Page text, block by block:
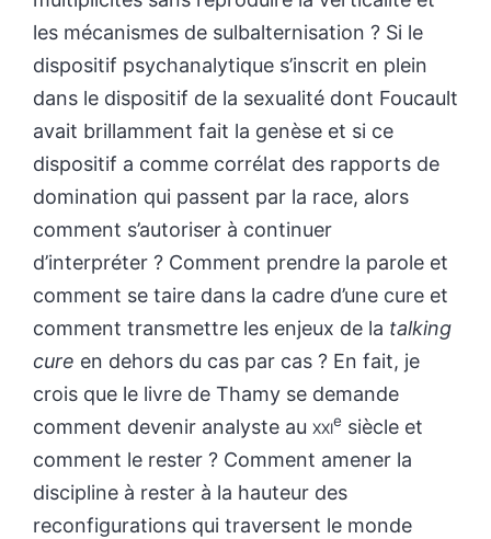
les mécanismes de sulbalternisation ? Si le
dispositif psychanalytique s’inscrit en plein
dans le dispositif de la sexualité dont Foucault
avait brillamment fait la genèse et si ce
dispositif a comme corrélat des rapports de
domination qui passent par la race, alors
comment s’autoriser à continuer
d’interpréter ? Comment prendre la parole et
comment se taire dans la cadre d’une cure et
comment transmettre les enjeux de la talking
cure en dehors du cas par cas ? En fait, je
crois que le livre de Thamy se demande
comment devenir analyste au xxie siècle et
comment le rester ? Comment amener la
discipline à rester à la hauteur des
reconfigurations qui traversent le monde